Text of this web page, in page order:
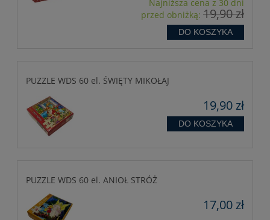
Najniższa cena z 30 dni
przed obniżką: 19,90 zł
DO KOSZYKA
PUZZLE WDS 60 el. ŚWIĘTY MIKOŁAJ
19,90 zł
DO KOSZYKA
PUZZLE WDS 60 el. ANIOŁ STRÓŻ
17,00 zł